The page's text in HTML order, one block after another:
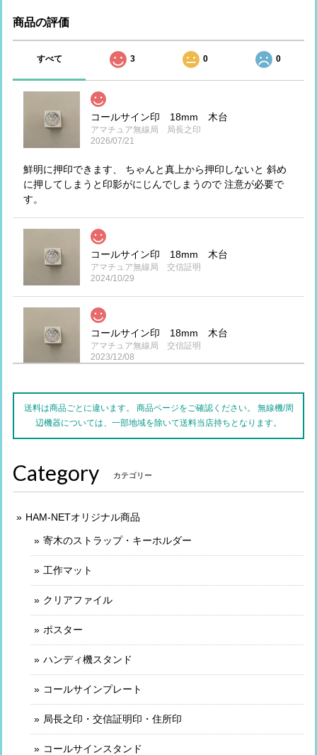
商品の評価
すべて 3 0 0
コールサイン印 18mm 木台
アマチュア無線局 局長之印
2026/07/21
鮮明に押印できます、 ちゃんと真上から押印しないと 斜め
に押してしまうと印影がにじんでしまうので 注意が必要で
す。
コールサイン印 18mm 木台
アマチュア無線局 交信証明
2024/10/29
コールサイン印 18mm 木台
アマチュア無線局 交信証明
2023/12/08
送料は商品ごとに違います。 商品ページをご確認ください。 無線機/周
辺機器については、一部地域を除いて送料当店持ちとなります。
Category カテゴリー
HAM-NETオリジナル商品
寄木のストラップ・キーホルダー
工作マット
クリアファイル
ポスター
ハンディ機スタンド
コールサインプレート
局長之印・交信証明印・住所印
コールサインスタンド